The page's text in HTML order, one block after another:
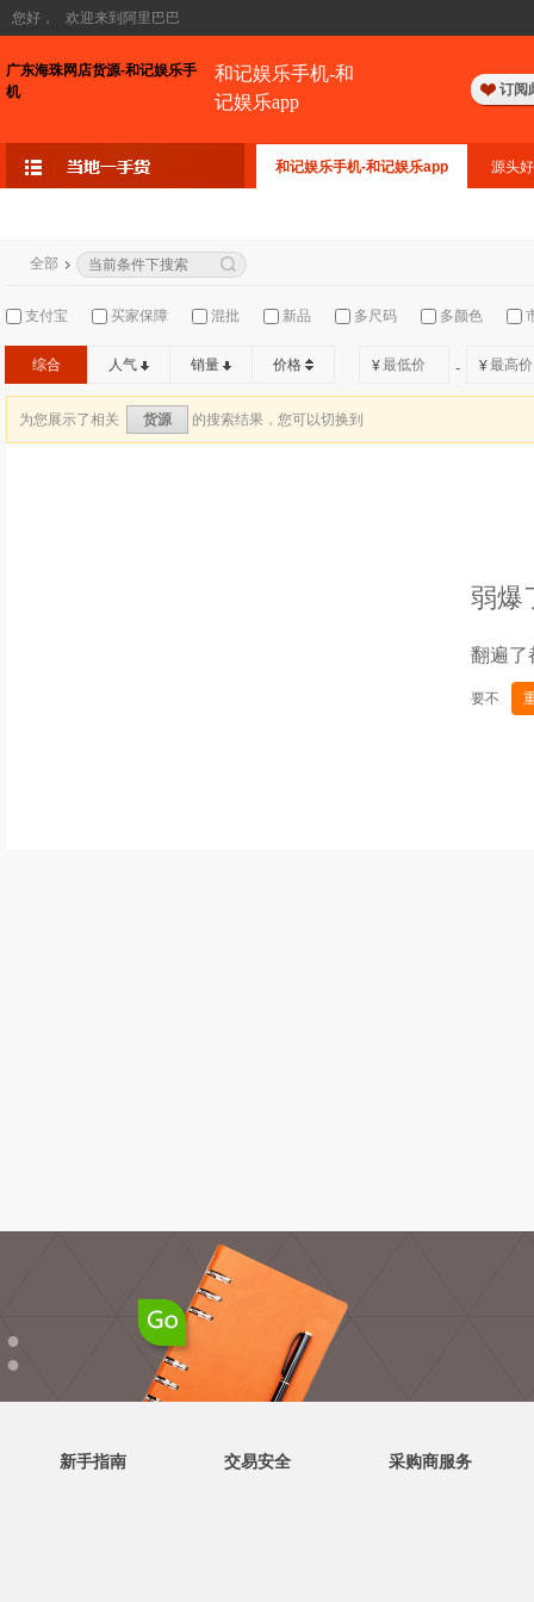
您好， 欢迎来到阿里巴巴
广东海珠网店货源-和记娱乐手
机
和记娱乐手机-和
记娱乐app
订阅
和记娱乐手机-和记娱乐app 源头
全部
支付宝 买家保障 混批 新品 多尺码 多颜色
综合 人气 销量 价格 ¥ - ¥
为您展示了相关 货源 的搜索结果，您可以切换到
弱爆
翻遍了
要不
●
●
新手指南 交易安全 采购商服务